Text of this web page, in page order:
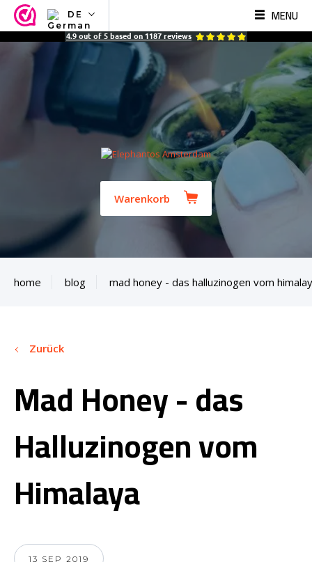
DE
NL
ES
MENU
4.9 out of 5 based on 1187 reviews
Warenkorb
home blog mad honey - das halluzinogen vom
Zurück
Mad Honey - das
Halluzinogen vom
Himalaya
13 SEP 2019